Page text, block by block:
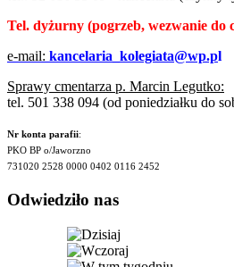
Tel. dyżurny (pogrzeb, wezwanie do
e-mail: kancelaria_kolegiata@wp.pl
Sprawy cmentarza p. Marcin Legutko:
tel. 501 338 094 (od poniedziałku do
Nr konta parafii:
PKO BP o/Jaworzno
731020 2528 0000 0402 0116 2452
Odwiedziło nas